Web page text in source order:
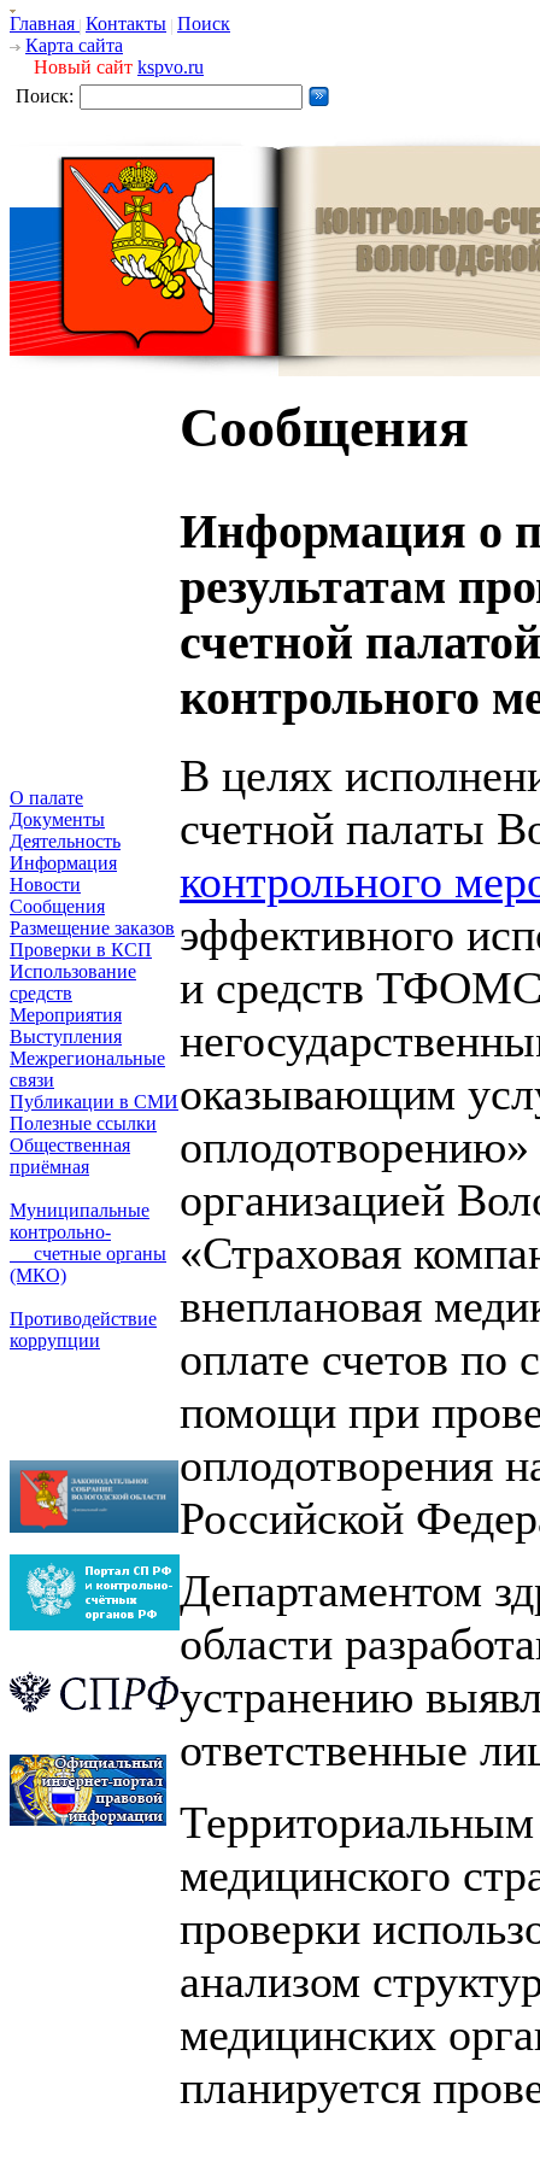
Главная Контакты Поиск
Карта сайта
Новый сайт kspvo.ru
Поиск:
О палате
Документы
Деятельность
Информация
Новости
Сообщения
Размещение заказов
Проверки в КСП
Использование
средств
Мероприятия
Выступления
Межрегиональные
связи
Публикации в СМИ
Полезные ссылки
Общественная
приёмная
Муниципальные
контрольно-
счетные органы
(МКО)
Противодействие
коррупции
Сообщения
Информация о
результатам
счетной
контрольного
В целях
счетной палаты
контрольного
эффективного
и средств
оказывающим
организацией
«Страховая
внеплановая
оплате счетов по
помощи при
оплодотворения
Российской
Департаментом
области
устранению
ответственные
медицинского
проверки
анализом
медицинских
планируется